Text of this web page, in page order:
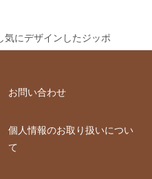
気にデザインしたジッポ
お問い合わせ
個人情報のお取り扱いについ
て